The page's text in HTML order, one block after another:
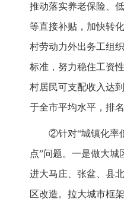
推动落实养老保险、
等直接补贴，加快转
村劳动力外出务工组
标准，努力稳住工资
村居民可支配收入达
于全市平均水平，排名
②针对“城镇化率
点”问题。一是做大城
进大马庄、张盆、县
区改造。拉大城市框